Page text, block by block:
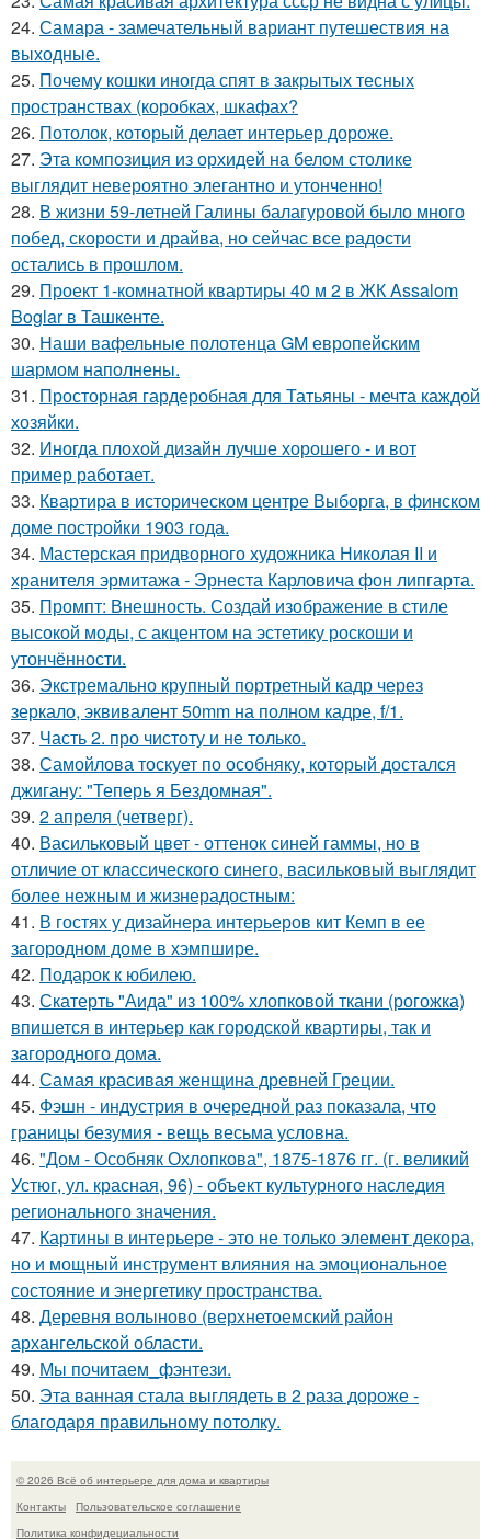
24. Самара - замечательный вариант путешествия на
выходные.
25. Почему кошки иногда спят в закрытых тесных
пространствах (коробках, шкафах?
26. Потолок, который делает интерьер дороже.
27. Эта композиция из орхидей на белом столике
выглядит невероятно элегантно и утонченно!
28. В жизни 59-летней Галины балагуровой было много
побед, скорости и драйва, но сейчас все радости
остались в прошлом.
29. Проект 1-комнатной квартиры 40 м 2 в ЖК Assalom
Boglar в Ташкенте.
30. Наши вафельные полотенца GM европейским
шармом наполнены.
31. Просторная гардеробная для Татьяны - мечта каждой
хозяйки.
32. Иногда плохой дизайн лучше хорошего - и вот
пример работает.
33. Квартира в историческом центре Выборга, в финском
доме постройки 1903 года.
34. Мастерская придворного художника Николая II и
хранителя эрмитажа - Эрнеста Карловича фон липгарта.
35. Промпт: Внешность. Создай изображение в стиле
высокой моды, с акцентом на эстетику роскоши и
утончённости.
36. Экстремально крупный портретный кадр через
зеркало, эквивалент 50mm на полном кадре, f/1.
37. Часть 2. про чистоту и не только.
38. Самойлова тоскует по особняку, который достался
джигану: "Теперь я Бездомная".
39. 2 апреля (четверг).
40. Васильковый цвет - оттенок синей гаммы, но в
отличие от классического синего, васильковый выглядит
более нежным и жизнерадостным:
41. В гостях у дизайнера интерьеров кит Кемп в ее
загородном доме в хэмпшире.
42. Подарок к юбилею.
43. Скатерть "Аида" из 100% хлопковой ткани (рогожка)
впишется в интерьер как городской квартиры, так и
загородного дома.
44. Самая красивая женщина древней Греции.
45. Фэшн - индустрия в очередной раз показала, что
границы безумия - вещь весьма условна.
46. "Дом - Особняк Охлопкова", 1875-1876 гг. (г. великий
Устюг, ул. красная, 96) - объект культурного наследия
регионального значения.
47. Картины в интерьере - это не только элемент декора,
но и мощный инструмент влияния на эмоциональное
состояние и энергетику пространства.
48. Деревня волыново (верхнетоемский район
архангельской области.
49. Мы почитаем_фэнтези.
50. Эта ванная стала выглядеть в 2 раза дороже -
благодаря правильному потолку.
© 2026 Всё об интерьере для дома и квартиры
Контакты
Пользовательское соглашение
Политика конфидециальности